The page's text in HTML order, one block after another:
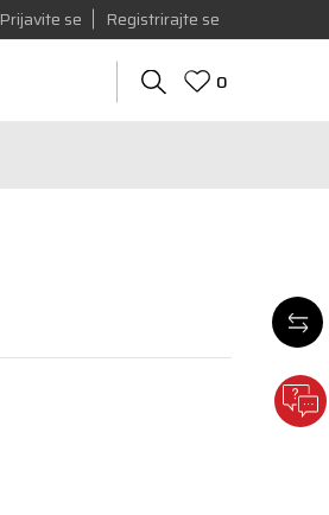
Prijavite se Registrirajte se
0